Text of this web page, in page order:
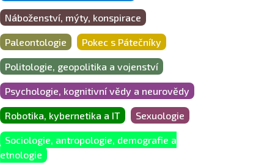
Náboženství, mýty, konspirace
Paleontologie Pokec s Pátečníky
Politologie, geopolitika a vojenství
Psychologie, kognitivní vědy a neurovědy
Robotika, kybernetika a IT Sexuologie
Sociologie, antropologie, demografie a
etnologie